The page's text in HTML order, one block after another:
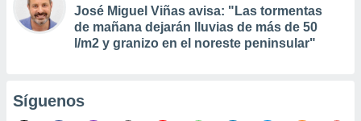
José Miguel Viñas avisa: "Las tormentas
de mañana dejarán lluvias de más de 50
l/m2 y granizo en el noreste peninsular"
Síguenos